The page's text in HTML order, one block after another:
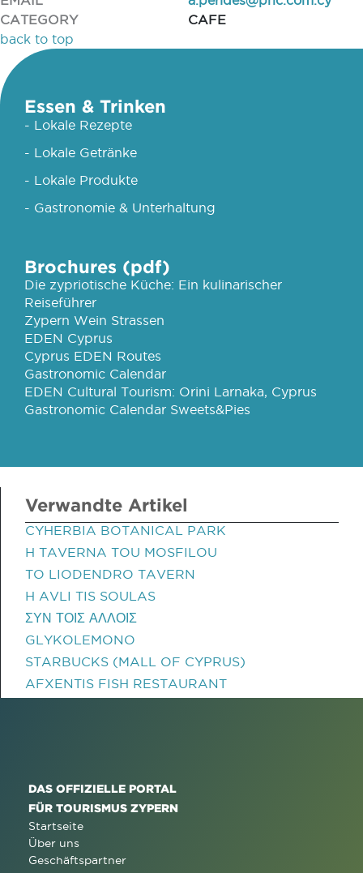
CATEGORY
CAFE
back to top
Essen & Trinken
- Lokale Rezepte
- Lokale Getränke
- Lokale Produkte
- Gastronomie & Unterhaltung
Brochures (pdf)
Die zypriotische Küche: Ein kulinarischer
Reiseführer
Zypern Wein Strassen
EDEN Cyprus
Cyprus EDEN Routes
Gastronomic Calendar
EDEN Cultural Tourism: Orini Larnaka, Cyprus
Gastronomic Calendar Sweets&Pies
Verwandte Artikel
CYHERBIA BOTANICAL PARK
H TAVERNA TOU MOSFILOU
TO LIODENDRO TAVERN
H AVLI TIS SOULAS
ΣΥΝ ΤΟΙΣ ΑΛΛΟΙΣ
GLYKOLEMONO
STARBUCKS (MALL OF CYPRUS)
AFXENTIS FISH RESTAURANT
DAS OFFIZIELLE PORTAL
FÜR TOURISMUS ZYPERN
Startseite
Über uns
Geschäftspartner